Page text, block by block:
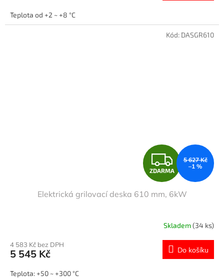
A
Teplota od +2 ~ +8 °C
Z
D
A
R
M
A
ZDARMA
5 627 Kč
–1 %
Elektrická grilovací deska 610 mm, 6kW
Skladem(34 ks)
4 583 Kč bez DPH
5 545 Kč Do košíku
Teplota: +50 ~ +300 °C
Kód: DASGR610